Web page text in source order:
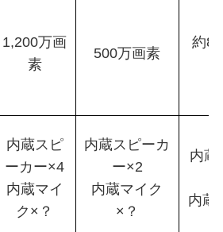
1,200万画
素
500万画素
約
内蔵スピ
ーカー×4
内蔵マイ
ク×？
内蔵スピーカ
ー×2
内蔵マイク
×？
内蔵
内蔵